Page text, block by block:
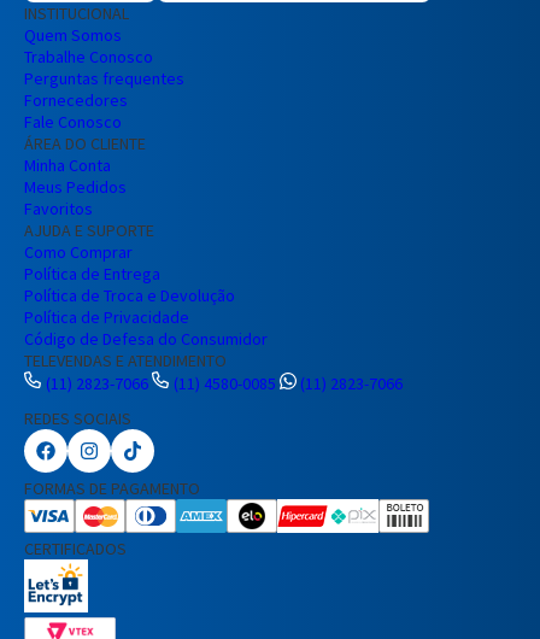
INSTITUCIONAL
Quem Somos
Trabalhe Conosco
Perguntas frequentes
Fornecedores
Fale Conosco
ÁREA DO CLIENTE
Minha Conta
Meus Pedidos
Favoritos
AJUDA E SUPORTE
Como Comprar
Política de Entrega
Política de Troca e Devolução
Política de Privacidade
Código de Defesa do Consumidor
TELEVENDAS E ATENDIMENTO
(11) 2823-7066
(11) 4580-0085
(11) 2823-7066
REDES SOCIAIS
FORMAS DE PAGAMENTO
CERTIFICADOS
Nome Completo